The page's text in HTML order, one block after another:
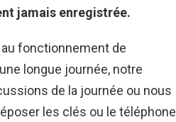
jamais enregistrée.
fonctionnement de
longue journée, notre
de la journée ou nous
les clés ou le téléphone